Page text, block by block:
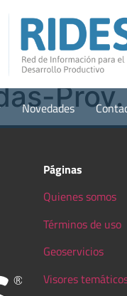
Novedades
Páginas
Quienes somos
Términos de uso
Geoservicios
Visores